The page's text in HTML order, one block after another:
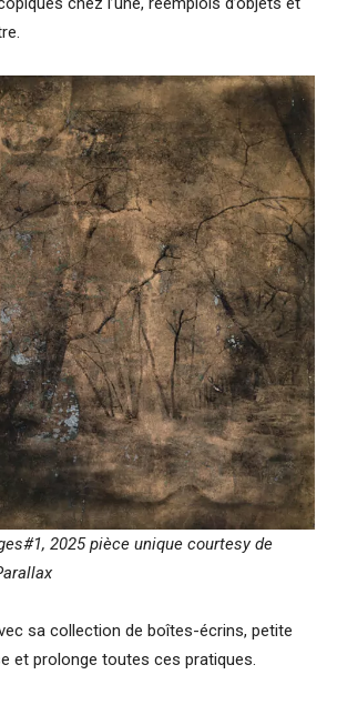
2025 pièce unique courtesy de
sa collection de boîtes-écrins, petite
et prolonge toutes ces pratiques.